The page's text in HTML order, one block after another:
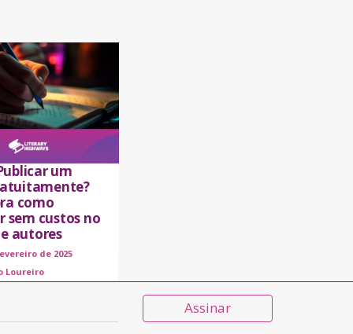
um
como
sem custos no
autores
de 2025
Loureiro
Assinar